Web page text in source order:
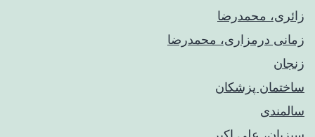
زائری، محمدرضا
زمانی درمزاری، محمدرضا
زنجان
ساختمان پزشکان
سالمندی